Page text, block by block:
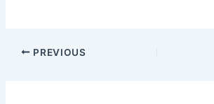
PREVIOUS